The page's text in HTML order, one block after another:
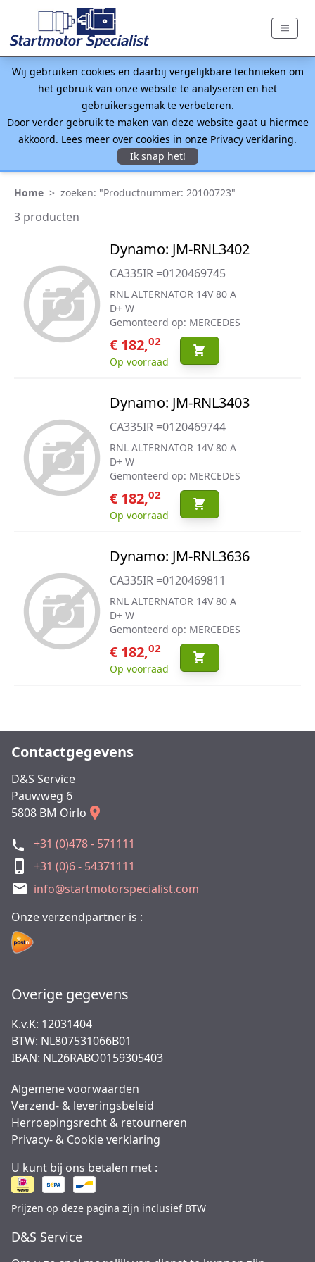
Wij gebruiken cookies en daarbij vergelijkbare technieken om
het gebruik van onze website te analyseren en het
gebruikersgemak te verbeteren.
Door verder gebruik te maken van deze website gaat u hiermee
akkoord. Lees meer over cookies in onze Privacy verklaring.
Ik snap het!
Home > zoeken: "Productnummer: 20100723"
3 producten
Dynamo: JM-RNL3402
CA335IR =0120469745
RNL ALTERNATOR 14V 80 A
D+ W
Gemonteerd op: MERCEDES
€ 182,02
Op voorraad
Dynamo: JM-RNL3403
CA335IR =0120469744
RNL ALTERNATOR 14V 80 A
D+ W
Gemonteerd op: MERCEDES
€ 182,02
Op voorraad
Dynamo: JM-RNL3636
CA335IR =0120469811
RNL ALTERNATOR 14V 80 A
D+ W
Gemonteerd op: MERCEDES
€ 182,02
Op voorraad
Contactgegevens
D&S Service
Pauwweg 6
5808 BM Oirlo
+31 (0)478 - 571111
+31 (0)6 - 54371111
info@startmotorspecialist.com
Onze verzendpartner is :
Overige gegevens
K.v.K: 12031404
BTW: NL807531066B01
IBAN: NL26RABO0159305403
Algemene voorwaarden
Verzend- & leveringsbeleid
Herroepingsrecht & retourneren
Privacy- & Cookie verklaring
U kunt bij ons betalen met :
Prijzen op deze pagina zijn inclusief BTW
D&S Service